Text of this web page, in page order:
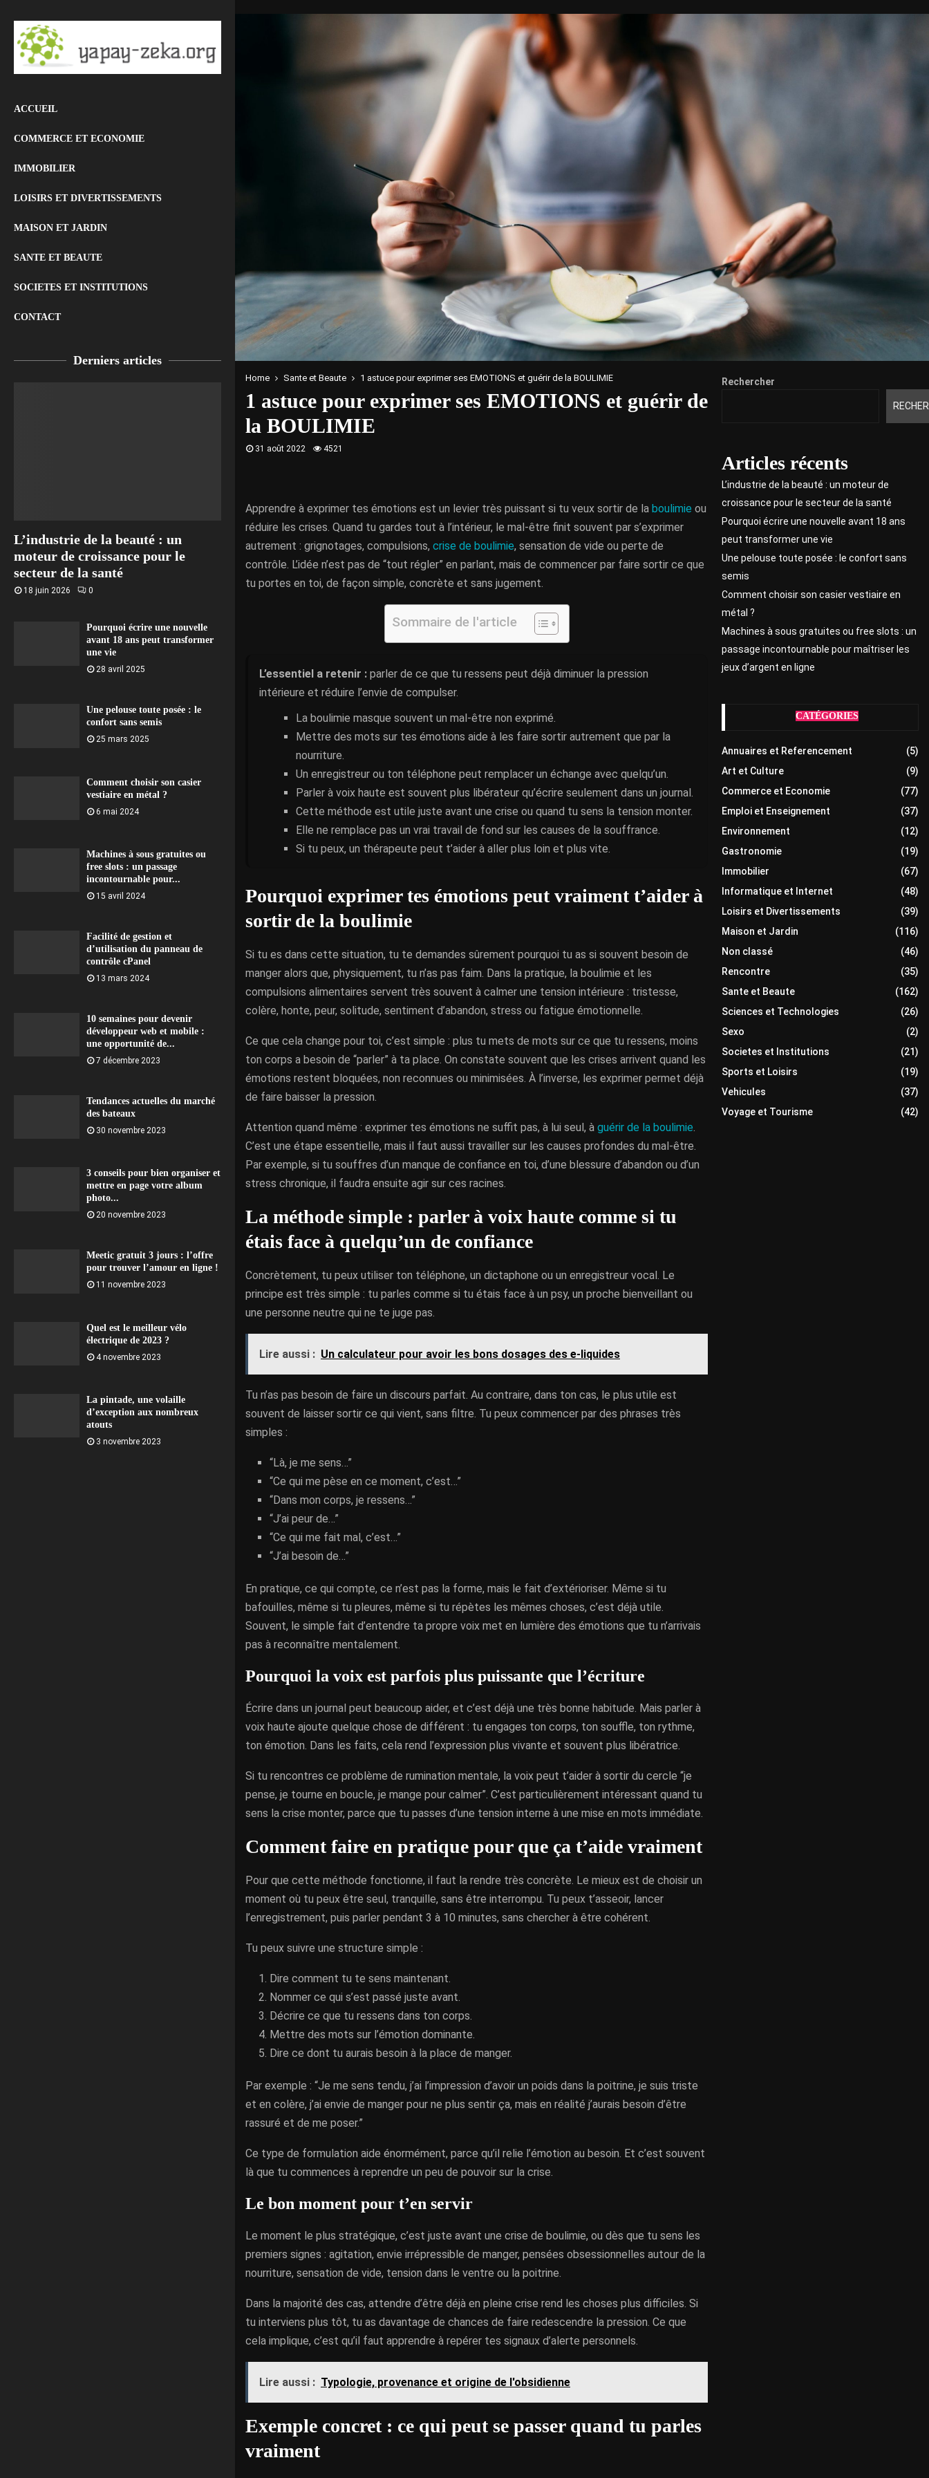
ACCUEIL
COMMERCE ET ECONOMIE
IMMOBILIER
LOISIRS ET DIVERTISSEMENTS
MAISON ET JARDIN
SANTE ET BEAUTE
SOCIETES ET INSTITUTIONS
CONTACT
Derniers articles
L’industrie de la beauté : un
moteur de croissance pour le
secteur de la santé
18 juin 2026 0
Pourquoi écrire une nouvelle
avant 18 ans peut transformer
une vie
28 avril 2025
Une pelouse toute posée : le
confort sans semis
25 mars 2025
Comment choisir son casier
vestiaire en métal ?
6 mai 2024
Machines à sous gratuites ou
free slots : un passage
incontournable pour...
15 avril 2024
Facilité de gestion et
d’utilisation du panneau de
contrôle cPanel
13 mars 2024
10 semaines pour devenir
développeur web et mobile :
une opportunité de...
7 décembre 2023
Tendances actuelles du marché
des bateaux
30 novembre 2023
3 conseils pour bien organiser et
mettre en page votre album
photo...
20 novembre 2023
Meetic gratuit 3 jours : l’offre
pour trouver l’amour en ligne !
11 novembre 2023
Quel est le meilleur vélo
électrique de 2023 ?
4 novembre 2023
La pintade, une volaille
d’exception aux nombreux
atouts
3 novembre 2023
Home Sante et Beaute 1 astuce pour exprimer ses EMOTIONS et guérir de la BOULIMIE
1 astuce pour exprimer ses EMOTIONS et guérir de
la BOULIMIE
31 août 2022 4521
Apprendre à exprimer tes émotions est un levier très puissant si tu veux sortir de la boulimie ou
réduire les crises. Quand tu gardes tout à l’intérieur, le mal-être finit souvent par s’exprimer
autrement : grignotages, compulsions, crise de boulimie, sensation de vide ou perte de
contrôle. L’idée n’est pas de “tout régler” en parlant, mais de commencer par faire sortir ce que
tu portes en toi, de façon simple, concrète et sans jugement.
Sommaire de l'article
L’essentiel a retenir : parler de ce que tu ressens peut déjà diminuer la pression
intérieure et réduire l’envie de compulser.
La boulimie masque souvent un mal-être non exprimé.
Mettre des mots sur tes émotions aide à les faire sortir autrement que par la
nourriture.
Un enregistreur ou ton téléphone peut remplacer un échange avec quelqu’un.
Parler à voix haute est souvent plus libérateur qu’écrire seulement dans un journal.
Cette méthode est utile juste avant une crise ou quand tu sens la tension monter.
Elle ne remplace pas un vrai travail de fond sur les causes de la souffrance.
Si tu peux, un thérapeute peut t’aider à aller plus loin et plus vite.
Pourquoi exprimer tes émotions peut vraiment t’aider à
sortir de la boulimie
Si tu es dans cette situation, tu te demandes sûrement pourquoi tu as si souvent besoin de
manger alors que, physiquement, tu n’as pas faim. Dans la pratique, la boulimie et les
compulsions alimentaires servent très souvent à calmer une tension intérieure : tristesse,
colère, honte, peur, solitude, sentiment d’abandon, stress ou fatigue émotionnelle.
Ce que cela change pour toi, c’est simple : plus tu mets de mots sur ce que tu ressens, moins
ton corps a besoin de “parler” à ta place. On constate souvent que les crises arrivent quand les
émotions restent bloquées, non reconnues ou minimisées. À l’inverse, les exprimer permet déjà
de faire baisser la pression.
Attention quand même : exprimer tes émotions ne suffit pas, à lui seul, à guérir de la boulimie.
C’est une étape essentielle, mais il faut aussi travailler sur les causes profondes du mal-être.
Par exemple, si tu souffres d’un manque de confiance en toi, d’une blessure d’abandon ou d’un
stress chronique, il faudra ensuite agir sur ces racines.
La méthode simple : parler à voix haute comme si tu
étais face à quelqu’un de confiance
Concrètement, tu peux utiliser ton téléphone, un dictaphone ou un enregistreur vocal. Le
principe est très simple : tu parles comme si tu étais face à un psy, un proche bienveillant ou
une personne neutre qui ne te juge pas.
Lire aussi : Un calculateur pour avoir les bons dosages des e-liquides
Tu n’as pas besoin de faire un discours parfait. Au contraire, dans ton cas, le plus utile est
souvent de laisser sortir ce qui vient, sans filtre. Tu peux commencer par des phrases très
simples :
“Là, je me sens…”
“Ce qui me pèse en ce moment, c’est…”
“Dans mon corps, je ressens…”
“J’ai peur de…”
“Ce qui me fait mal, c’est…”
“J’ai besoin de…”
En pratique, ce qui compte, ce n’est pas la forme, mais le fait d’extérioriser. Même si tu
bafouilles, même si tu pleures, même si tu répètes les mêmes choses, c’est déjà utile.
Souvent, le simple fait d’entendre ta propre voix met en lumière des émotions que tu n’arrivais
pas à reconnaître mentalement.
Pourquoi la voix est parfois plus puissante que l’écriture
Écrire dans un journal peut beaucoup aider, et c’est déjà une très bonne habitude. Mais parler à
voix haute ajoute quelque chose de différent : tu engages ton corps, ton souffle, ton rythme,
ton émotion. Dans les faits, cela rend l’expression plus vivante et souvent plus libératrice.
Si tu rencontres ce problème de rumination mentale, la voix peut t’aider à sortir du cercle “je
pense, je tourne en boucle, je mange pour calmer”. C’est particulièrement intéressant quand tu
sens la crise monter, parce que tu passes d’une tension interne à une mise en mots immédiate.
Comment faire en pratique pour que ça t’aide vraiment
Pour que cette méthode fonctionne, il faut la rendre très concrète. Le mieux est de choisir un
moment où tu peux être seul, tranquille, sans être interrompu. Tu peux t’asseoir, lancer
l’enregistrement, puis parler pendant 3 à 10 minutes, sans chercher à être cohérent.
Tu peux suivre une structure simple :
Dire comment tu te sens maintenant.
Nommer ce qui s’est passé juste avant.
Décrire ce que tu ressens dans ton corps.
Mettre des mots sur l’émotion dominante.
Dire ce dont tu aurais besoin à la place de manger.
Par exemple : “Je me sens tendu, j’ai l’impression d’avoir un poids dans la poitrine, je suis triste
et en colère, j’ai envie de manger pour ne plus sentir ça, mais en réalité j’aurais besoin d’être
rassuré et de me poser.”
Ce type de formulation aide énormément, parce qu’il relie l’émotion au besoin. Et c’est souvent
là que tu commences à reprendre un peu de pouvoir sur la crise.
Le bon moment pour t’en servir
Le moment le plus stratégique, c’est juste avant une crise de boulimie, ou dès que tu sens les
premiers signes : agitation, envie irrépressible de manger, pensées obsessionnelles autour de la
nourriture, sensation de vide, tension dans le ventre ou la poitrine.
Dans la majorité des cas, attendre d’être déjà en pleine crise rend les choses plus difficiles. Si
tu interviens plus tôt, tu as davantage de chances de faire redescendre la pression. Ce que
cela implique, c’est qu’il faut apprendre à repérer tes signaux d’alerte personnels.
Lire aussi : Typologie, provenance et origine de l'obsidienne
Exemple concret : ce qui peut se passer quand tu parles
vraiment
Rechercher
Articles récents
L’industrie de la beauté : un moteur de
croissance pour le secteur de la santé
Pourquoi écrire une nouvelle avant 18 ans
peut transformer une vie
Une pelouse toute posée : le confort sans
semis
Comment choisir son casier vestiaire en
métal ?
Machines à sous gratuites ou free slots : un
passage incontournable pour maîtriser les
jeux d’argent en ligne
CATÉGORIES
Annuaires et Referencement
(5)
Art et Culture
(9)
Commerce et Economie
(77)
Emploi et Enseignement
(37)
Environnement
(12)
Gastronomie
(19)
Immobilier
(67)
Informatique et Internet
(48)
Loisirs et Divertissements
(39)
Maison et Jardin
(116)
Non classé
(46)
Rencontre
(35)
Sante et Beaute
(162)
Sciences et Technologies
(26)
Sexo
(2)
Societes et Institutions
(21)
Sports et Loisirs
(19)
Vehicules
(37)
Voyage et Tourisme
(42)